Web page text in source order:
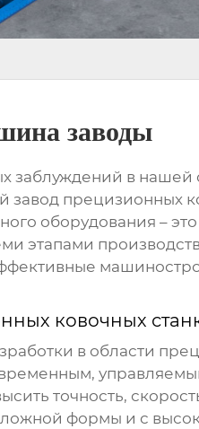
заводы
в нашей
завод прецизионных
оборудования –
этапами
ковочных
в области
точность,
формы и с